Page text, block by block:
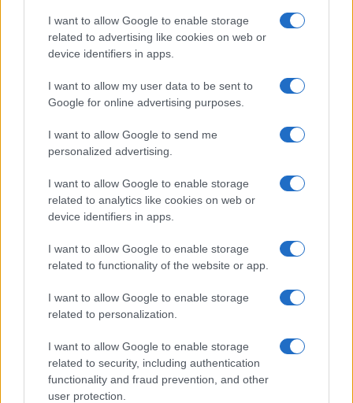
I want to allow Google to enable storage
related to advertising like cookies on web or
device identifiers in apps.
I want to allow my user data to be sent to
Google for online advertising purposes.
I want to allow Google to send me
personalized advertising.
I want to allow Google to enable storage
related to analytics like cookies on web or
device identifiers in apps.
I want to allow Google to enable storage
related to functionality of the website or app.
I want to allow Google to enable storage
related to personalization.
I want to allow Google to enable storage
related to security, including authentication
functionality and fraud prevention, and other
user protection.
Continua a leggere
CANI